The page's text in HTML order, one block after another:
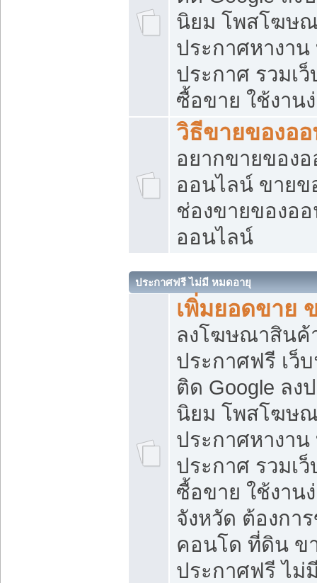
นิยม โพสโฆษ
ประกาศหางาน
ประกาศ รวมเ
ซื้อขาย ใช้งาน
วิธีขายของอ
อยากขายของ
ออนไลน์ ขายข
ช่องขายของอ
ออนไลน์
ประกาศฟรี ไม่มี หมดอายุ
เพิ่มยอดขาย
ลงโฆษณาสิน
ประกาศฟรี เว็
ติด Google ลง
นิยม โพสโฆษ
ประกาศหางาน
ประกาศ รวมเ
ซื้อขาย ใช้งาน
จังหวัด ต้องกา
คอนโด ที่ดิน ข
ประกาศฟรี ไม่